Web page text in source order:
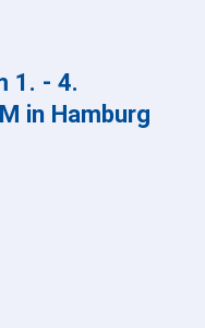
1. - 4.
in Hamburg